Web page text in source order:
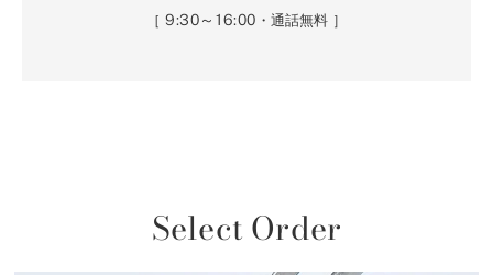
［9:30～16:00 ・通話無料 ］
Select Order